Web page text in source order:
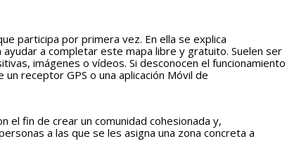
participa por primera vez. En ella se explica
a completar este mapa libre y gratuito. Suelen ser
imágenes o vídeos. Si desconocen el funcionamiento
receptor GPS o una aplicación Móvil de
el fin de crear un comunidad cohesionada y,
a las que se les asigna una zona concreta a